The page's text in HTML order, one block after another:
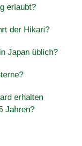
erlaubt?
der Hikari?
Japan üblich?
erhalten
Jahren?